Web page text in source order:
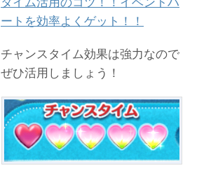
ートを効率よくゲット！！
チャンスタイム効果は強力なので
ぜひ活用しましょう！